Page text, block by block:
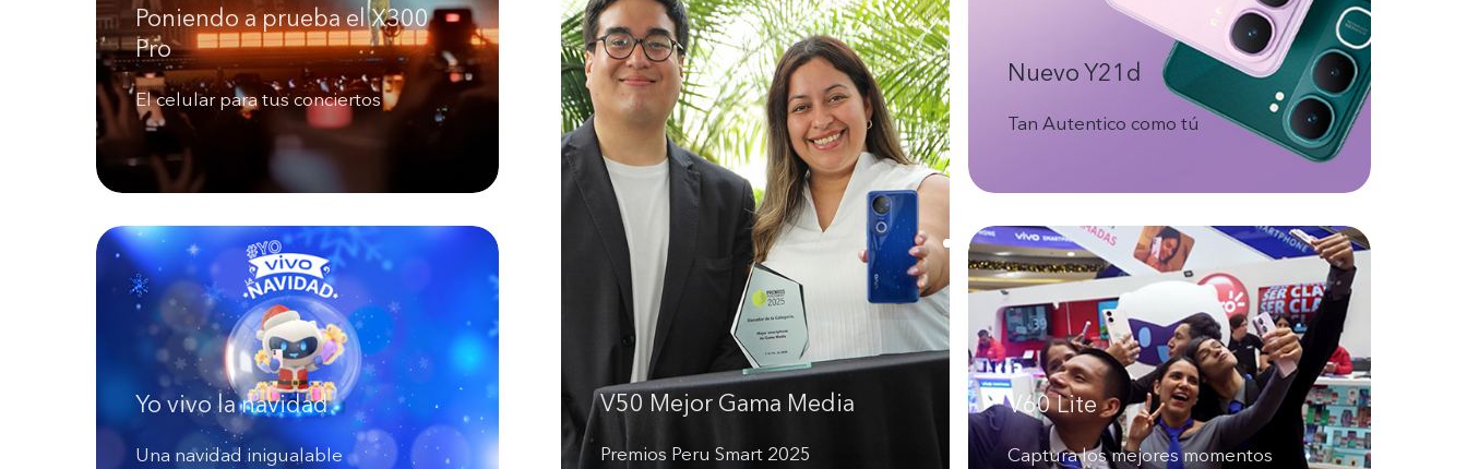
Poniendo a prueba el X300
Pro
El celular para tus conciertos
V50 Mejor Gama Media
Premios Peru Smart 2025
Nuevo Y21d
Tan Autentico como tú
Yo vivo la navidad
Una navidad inigualable
V60 Lite
Captura los mejores momentos